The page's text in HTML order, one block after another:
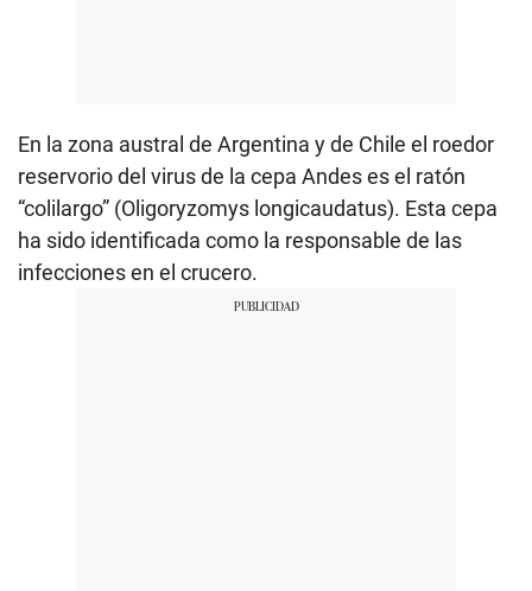
En la zona austral de Argentina y de Chile el roedor
reservorio del virus de la cepa Andes es el ratón
“colilargo” (Oligoryzomys longicaudatus). Esta cepa
ha sido identificada como la responsable de las
infecciones en el crucero.